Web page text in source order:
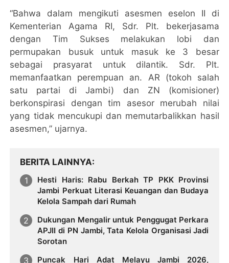
“Bahwa dalam mengikuti asesmen eselon II di
Kementerian Agama RI, Sdr. Plt. bekerjasama
dengan Tim Sukses melakukan lobi dan
permupakan busuk untuk masuk ke 3 besar
sebagai prasyarat untuk dilantik. Sdr. Plt.
memanfaatkan perempuan an. AR (tokoh salah
satu partai di Jambi) dan ZN (komisioner)
berkonspirasi dengan tim asesor merubah nilai
yang tidak mencukupi dan memutarbalikkan hasil
asesmen,” ujarnya.
BERITA LAINNYA
Hesti Haris: Rabu Berkah TP PKK Provinsi
Jambi Perkuat Literasi Keuangan dan Budaya
Kelola Sampah dari Rumah
Dukungan Mengalir untuk Penggugat Perkara
APJII di PN Jambi, Tata Kelola Organisasi Jadi
Sorotan
Puncak Hari Adat Melayu Jambi 2026,